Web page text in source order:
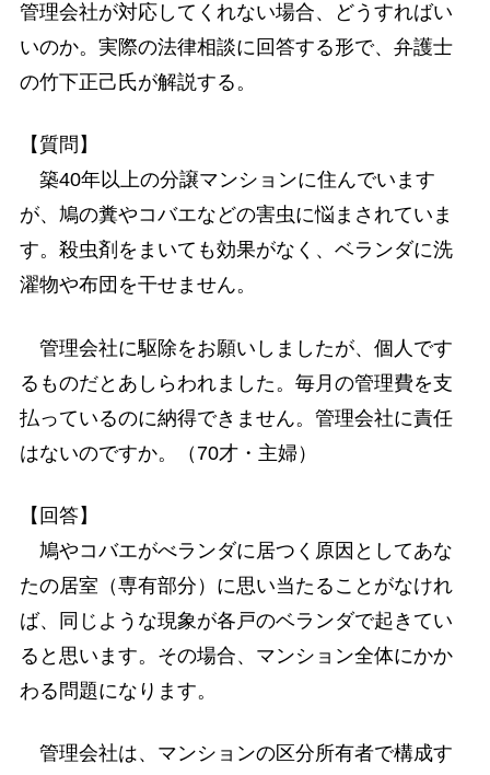
管理会社が対応してくれない場合、どうすればい
いのか。実際の法律相談に回答する形で、弁護士
の竹下正己氏が解説する。
【質問】
築40年以上の分譲マンションに住んでいます
が、鳩の糞やコバエなどの害虫に悩まされていま
す。殺虫剤をまいても効果がなく、ベランダに洗
濯物や布団を干せません。
管理会社に駆除をお願いしましたが、個人です
るものだとあしらわれました。毎月の管理費を支
払っているのに納得できません。管理会社に責任
はないのですか。（70才・主婦）
【回答】
鳩やコバエがべランダに居つく原因としてあな
たの居室（専有部分）に思い当たることがなけれ
ば、同じような現象が各戸のベランダで起きてい
ると思います。その場合、マンション全体にかか
わる問題になります。
管理会社は、マンションの区分所有者で構成す